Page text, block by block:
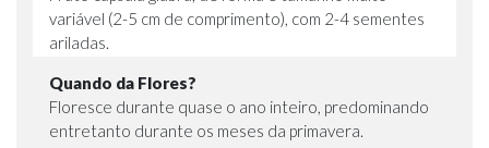
variável (2-5 cm de comprimento), com 2-4 sementes
ariladas.
Quando da Flores?
Floresce durante quase o ano inteiro, predominando
entretanto durante os meses da primavera.